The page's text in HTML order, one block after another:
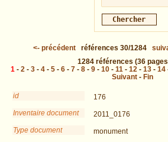
<- précédent références 30/1284
1284 références (36
1 - 2 - 3- 4- 5- 6- 7- 8- 9- 10- 11 - 12 - 13- 14
Suivant - Fin
id
176
Inventaire document
2011_0176
Type document
monument